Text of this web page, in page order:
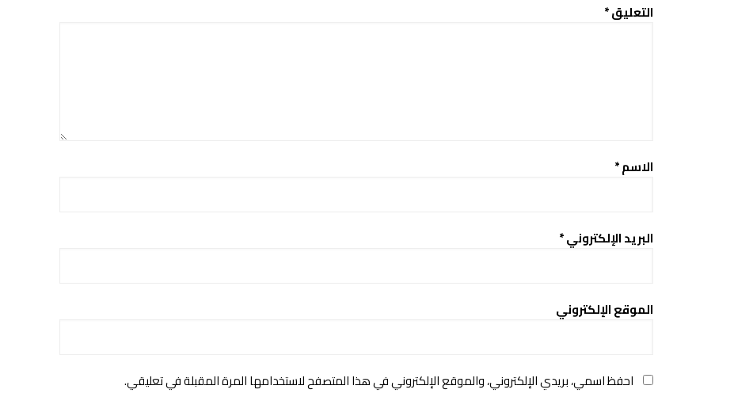
التعليق*
الاسم*
البريد الإلكتروني*
الموقع الإلكتروني
احفظ اسمي، بريدي الإلكتروني، والموقع الإلكتروني في هذا المتصفح لاستخدامها المرة المقبلة في تعليقي.